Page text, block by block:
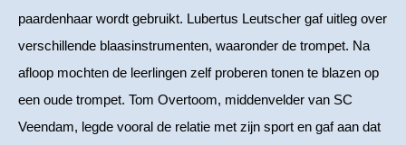
paardenhaar wordt gebruikt. Lubertus Leutscher gaf uitleg over
verschillende blaasinstrumenten, waaronder de trompet. Na
afloop mochten de leerlingen zelf proberen tonen te blazen op
een oude trompet. Tom Overtoom, middenvelder van SC
Veendam, legde vooral de relatie met zijn sport en gaf aan dat